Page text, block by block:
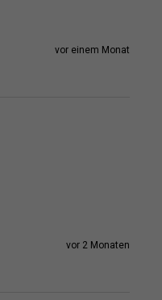
vor einem Monat
vor 2 Monaten